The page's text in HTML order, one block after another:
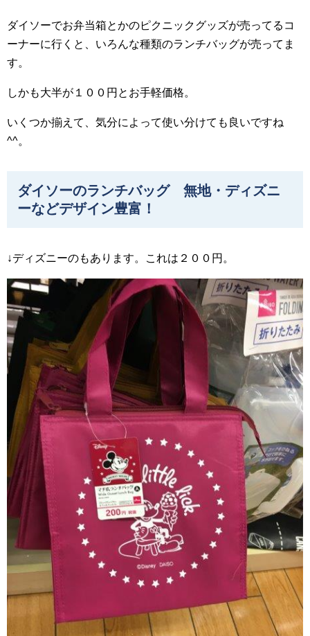
ダイソーでお弁当箱とかのピクニックグッズが売ってるコ
ーナーに行くと、いろんな種類のランチバッグが売ってま
す。
しかも大半が１００円とお手軽価格。
いくつか揃えて、気分によって使い分けても良いですね
^^。
ダイソーのランチバッグ 無地・ディズニ
ーなどデザイン豊富！
↓ディズニーのもあります。これは２００円。